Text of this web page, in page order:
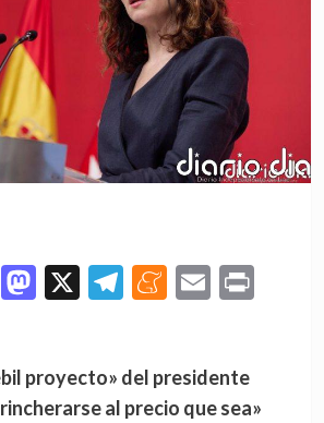
Mastodon
X Telegram
Meneame
Email
al precio que sea»